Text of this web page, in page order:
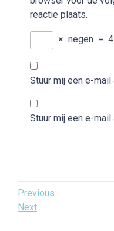
reactie plaats.
× negen =
Stuur mij een e-
Stuur mij een e-
Bericht
navigatie
Previous
Post
Previous
Next
Next